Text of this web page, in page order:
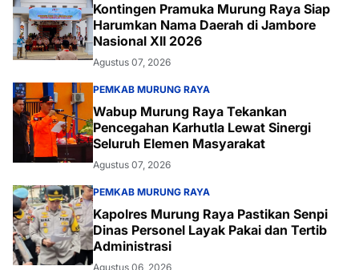
Kontingen Pramuka Murung Raya Siap
Harumkan Nama Daerah di Jambore
Nasional XII 2026
Agustus 07, 2026
PEMKAB MURUNG RAYA
Wabup Murung Raya Tekankan
Pencegahan Karhutla Lewat Sinergi
Seluruh Elemen Masyarakat
Agustus 07, 2026
PEMKAB MURUNG RAYA
Kapolres Murung Raya Pastikan Senpi
Dinas Personel Layak Pakai dan Tertib
Administrasi
Agustus 06, 2026